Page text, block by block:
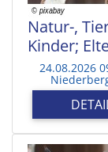
Natur-,
Kinder;
24.08.2026